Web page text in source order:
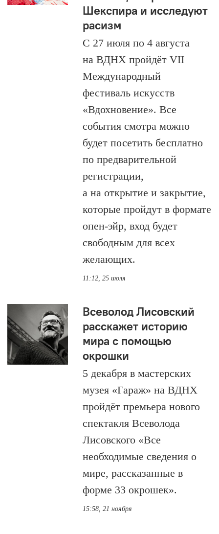
Шекспира и исследуют
расизм
С 27 июля по 4 августа
на ВДНХ пройдёт VII
Международный
фестиваль искусств
«Вдохновение». Все
события смотра можно
будет посетить бесплатно
по предварительной
регистрации,
а на открытие и закрытие,
которые пройдут в формате
опен-эйр, вход будет
свободным для всех
желающих.
11:12, 25 июля
Всеволод Лисовский
расскажет историю
мира с помощью
окрошки
5 декабря в мастерских
музея «Гараж» на ВДНХ
пройдёт премьера нового
спектакля Всеволода
Лисовского «Все
необходимые сведения о
мире, рассказанные в
форме 33 окрошек».
15:58, 21 ноября